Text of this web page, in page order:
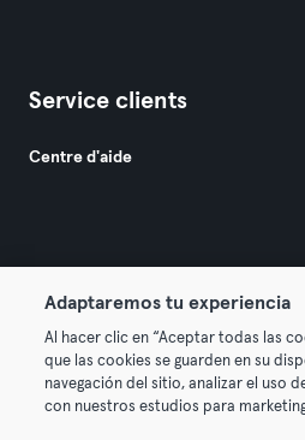
Service clients
Centre d'aide
Conditions générales Politique
Mentions légales Résilier les
Adaptaremos tu experiencia
Al hacer clic en “Aceptar todas las
que las cookies se guarden en su
navegación del sitio, analizar el uso
con nuestros estudios para